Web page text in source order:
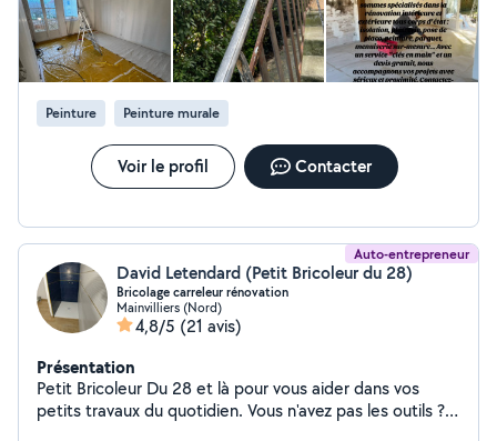
Peinture Peinture murale
Voir le profil Contacter
Auto-entrepreneur
David Letendard (Petit Bricoleur du 28)
Bricolage carreleur rénovation
Mainvilliers (Nord)
4,8/5 (21 avis)
Présentation
Petit Bricoleur Du 28 et là pour vous aider dans vos
petits travaux du quotidien. Vous n'avez pas les outils ?